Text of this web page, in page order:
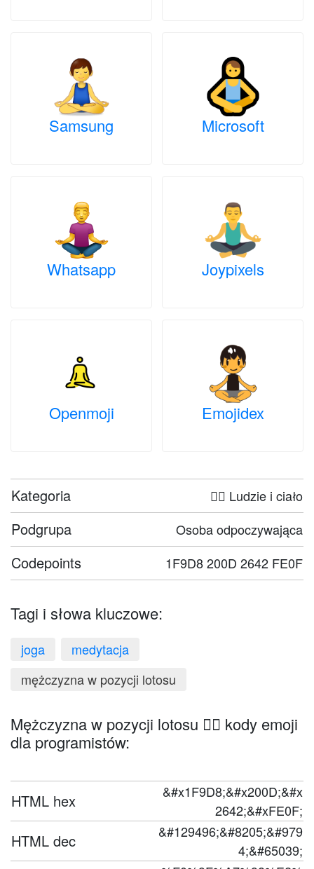
Samsung Microsoft
Whatsapp Joypixels
Openmoji Emojidex
Kategoria 🤦‍♀️ Ludzie i ciało
Podgrupa Osoba odpoczywająca
Codepoints 1F9D8 200D 2642 FE0F
Tagi i słowa kluczowe:
joga
medytacja
mężczyzna w pozycji lotosu
Mężczyzna w pozycji lotosu 🧘‍♂️ kody emoji
dla programistów:
HTML hex
&#x1F9D8;&#x200D;&#x
2642;&#xFE0F;
HTML dec
&#129496;&#8205;&#979
4;&#65039;